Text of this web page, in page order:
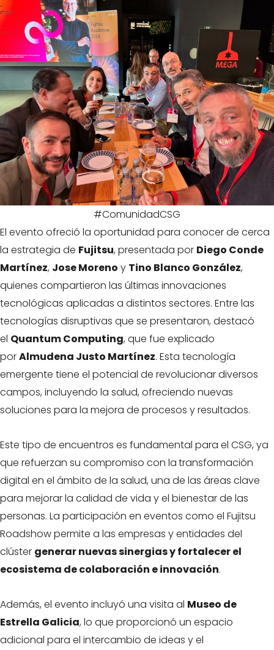
#ComunidadCSG
El evento ofreció la oportunidad para conocer de cerca
la estrategia de Fujitsu, presentada por Diego Conde
Martínez, Jose Moreno y Tino Blanco González,
quienes compartieron las últimas innovaciones
tecnológicas aplicadas a distintos sectores. Entre las
tecnologías disruptivas que se presentaron, destacó
el Quantum Computing, que fue explicado
porAlmudena Justo Martínez. Esta tecnología
emergente tiene el potencial de revolucionar diversos
campos, incluyendo la salud, ofreciendo nuevas
soluciones para la mejora de procesos y resultados.
Este tipo de encuentros es fundamental para el CSG, ya
que refuerzan su compromiso con latransformación
digital en el ámbito de la salud, una de las áreas clave
para mejorar la calidad de vida y el bienestar de las
personas. La participación en eventos como el Fujitsu
Roadshow permite a las empresas y entidades del
clúster generar nuevas sinergias y fortalecer el
ecosistema de colaboración e innovación.
Además, el evento incluyó una visita al Museo de
Estrella Galicia, lo que proporcionó un espacio
adicional para el intercambio de ideas y el